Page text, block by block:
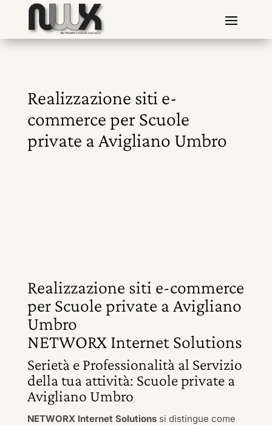
Realizzazione siti e-
commerce per Scuole
private a Avigliano Umbro
Realizzazione siti e-commerce
per Scuole private a Avigliano
Umbro
NETWORX Internet Solutions
Serietà e Professionalità al Servizio
della tua attività: Scuole private a
Avigliano Umbro
NETWORX Internet Solutionssi distingue come